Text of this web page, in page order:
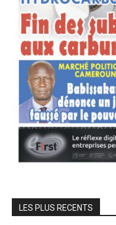
LES PLUS RECENTS